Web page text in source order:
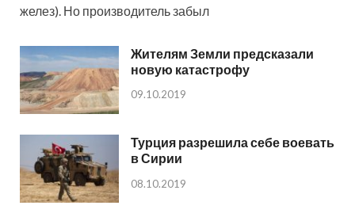
желез). Но производитель забыл
Жителям Земли предсказали
новую катастрофу
09.10.2019
Турция разрешила себе воевать
в Сирии
08.10.2019